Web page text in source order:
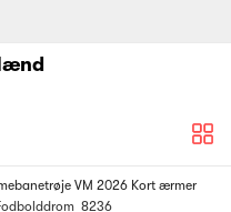
VM 2026 Kort ærmer